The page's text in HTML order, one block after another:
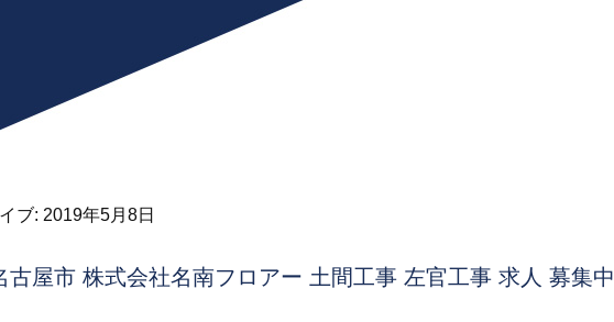
ブ: 2019年5月8日
古屋市 株式会社名南フロアー 土間工事 左官工事 求人 募集中